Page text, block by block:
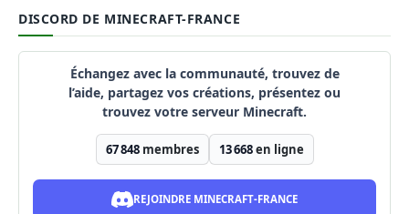
DISCORD DE MINECRAFT-FRANCE
Échangez avec la communauté, trouvez de
l’aide, partagez vos créations, présentez ou
trouvez votre serveur Minecraft.
67 848membres 13 668en ligne
REJOINDRE MINECRAFT-FRANCE